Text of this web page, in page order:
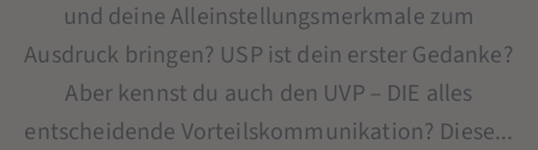
und deine Alleinstellungsmerkmale zum
Ausdruck bringen? USP ist dein erster Gedanke?
Aber kennst du auch den UVP – DIE alles
entscheidende Vorteilskommunikation? Diese...